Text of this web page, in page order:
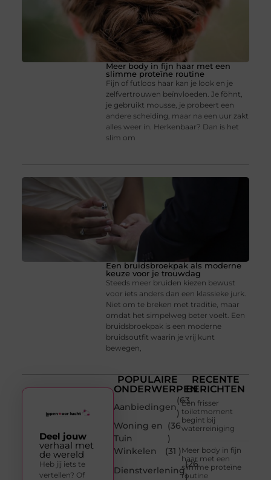
Meer body in fijn haar met een
slimme proteïne routine
Fijn of futloos haar kan je look en je
zelfvertrouwen beïnvloeden. Je föhnt,
je gebruikt mousse, je probeert een
andere scheiding, maar na een uur zakt
alles weer in. Herkenbaar? Dan is het
slim om
Een bruidsbroekpak als moderne
keuze voor je trouwdag
Steeds meer bruiden kiezen bewust
voor iets anders dan een klassieke jurk.
Niet om te breken met traditie, maar
omdat het simpelweg beter voelt. Een
bruidsbroekpak is een moderne
bruidsoutfit waarin je vrij kunt
bewegen,
POPULAIRE
ONDERWERPEN
Aanbiedingen
(63
)
Woning en
Tuin
(36
)
Winkelen
(31 )
Dienstverlening
(26
)
RECENTE
BERICHTEN
Een frisser
toiletmoment
begint bij
waterreiniging
Meer body in fijn
haar met een
slimme proteïne
routine
Deel jouw
verhaal met
de wereld
Heb jij iets te
vertellen? Of